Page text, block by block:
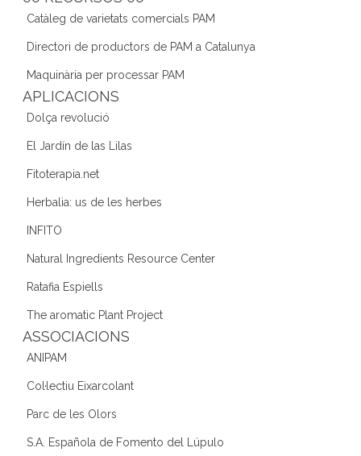
b
o
o
k
a
m
dI
n
Catàleg de varietats comercials PAM
Directori de productors de PAM a Catalunya
Maquinària per processar PAM
APLICACIONS
Dolça revolució
El Jardín de las Lilas
Fitoterapia.net
Herbalia: us de les herbes
INFITO
Natural Ingredients Resource Center
Ratafia Espiells
The aromatic Plant Project
ASSOCIACIONS
ANIPAM
Col·lectiu Eixarcolant
Parc de les Olors
S.A. Española de Fomento del Lúpulo